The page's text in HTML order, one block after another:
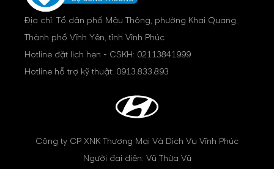
Địa chỉ: Tổ dân phố Mậu Thông, phường Khai Quang,
Thành phố Vĩnh Yên, tỉnh Vĩnh Phúc
Hotline đặt lịch hẹn - CSKH: 02113841999
Hotline hỗ trợ kỹ thuật: 0913.833.893
Công ty CP XNK Thương Mại Và Dịch Vụ Vĩnh Phúc
Người đại diện: Vũ Thừa Vũ